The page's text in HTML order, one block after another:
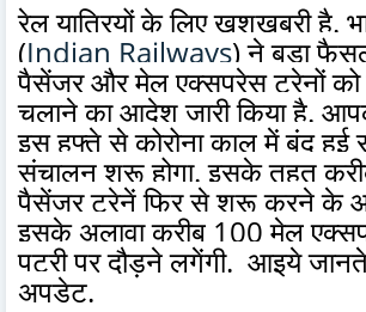
रेल यात्रियों के लिए खुशखबरी है.
(Indian Railways) ने बड़ा
पैसेंजर और मेल एक्सप्रेस ट्रेनों को
चलाने का आदेश जारी किया है.
इस हफ्ते से कोरोना काल में बंद हुई
संचालन शुरू होगा. इसके तहत
पैसेंजर ट्रेनें फिर से शुरू करने के
इसके अलावा करीब 100 मेल
पटरी पर दौड़ने लगेंगी. आइये
अपडेट.